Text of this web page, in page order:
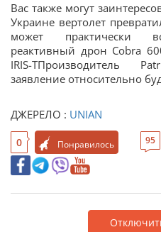
Вас также могут
Украине вертолет
может практически
реактивный дрон Cobra
IRIS-TПроизводитель
заявление относительно
ДЖЕРЕЛО : UNIAN
0 Понравилось 95